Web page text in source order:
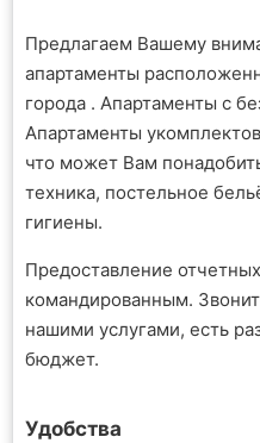
Предлагаем Вашему
апартаменты
города . Апартаменты с
Апартаменты
что может Вам
техника, постельное
гигиены.
Предоставление
командированным.
нашими услугами, есть
бюджет.
Удобства